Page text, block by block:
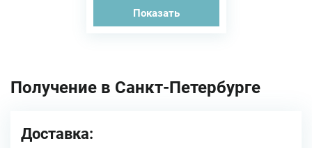
Показать
Получение в Санкт-Петербурге
Доставка: